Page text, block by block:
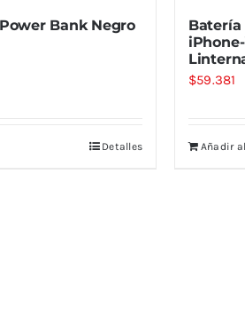
Bank Negro
Detalles
Batería
$59.381
Añadir